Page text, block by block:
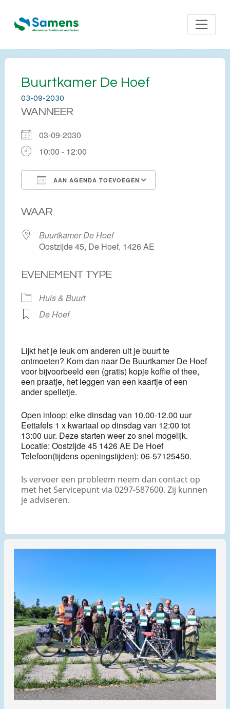
Buurtkamer De Hoef
03-09-2030
WANNEER
03-09-2030
10:00 - 12:00
AAN AGENDA TOEVOEGEN
WAAR
Buurtkamer De Hoef
Oostzijde 45, De Hoef, 1426 AE
EVENEMENT TYPE
Huis & Buurt
De Hoef
Lijkt het je leuk om anderen uit je buurt te
ontmoeten? Kom dan naar De Buurtkamer De Hoef
voor bijvoorbeeld een (gratis) kopje koffie of thee,
een praatje, het leggen van een kaartje of een
ander spelletje.
Open inloop: elke dinsdag van 10.00-12.00 uur
Eettafels 1 x kwartaal op dinsdag van 12:00 tot
13:00 uur. Deze starten weer zo snel mogelijk.
Locatie: Oostzijde 45 1426 AE De Hoef
Telefoon(tijdens openingstijden): 06-57125450.
Is vervoer een probleem neem dan contact op
met het Servicepunt via 0297-587600. Zij kunnen
je adviseren.